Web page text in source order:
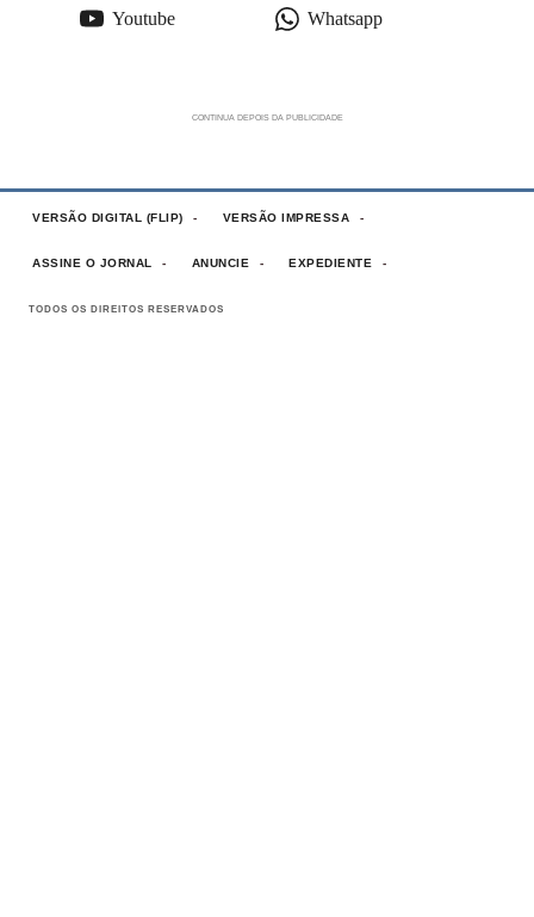
Youtube Whatsapp
VERSÃO DIGITAL (FLIP) VERSÃO IMPRESSA
ASSINE O JORNAL ANUNCIE EXPEDIENTE
TODOS OS DIREITOS RESERVADOS